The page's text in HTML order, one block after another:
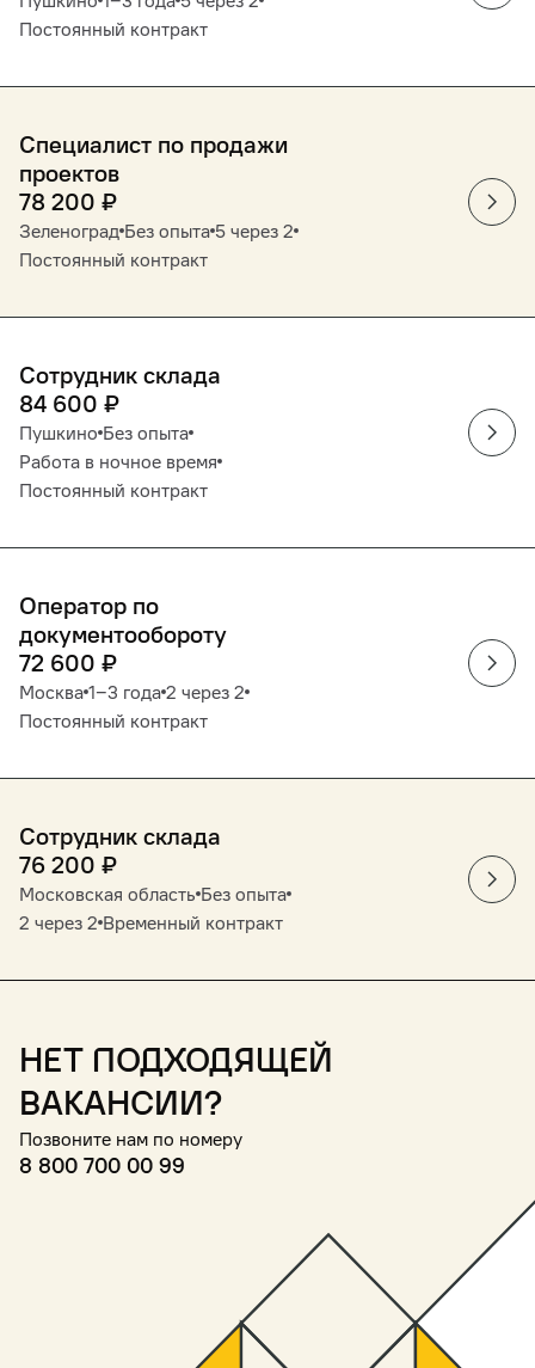
Постоянный контракт
Специалист по продажи
проектов
78 200 ₽
Зеленоград Без опыта 5 через 2
Постоянный контракт
Сотрудник склада
84 600 ₽
Пушкино Без опыта
Работа в ночное время
Постоянный контракт
Оператор по
документообороту
72 600 ₽
Москва 1‒3 года 2 через 2
Постоянный контракт
Сотрудник склада
76 200 ₽
Московская область Без опыта
2 через 2 Временный контракт
Нет подходящей
вакансии?
Позвоните нам по номеру
8 800 700 00 99